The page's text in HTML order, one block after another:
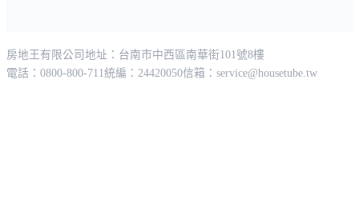
房地王有限公司 地址：台南市中西區南華街101號8樓
電話：0800-800-711統編：24420050信箱： service@housetube.tw